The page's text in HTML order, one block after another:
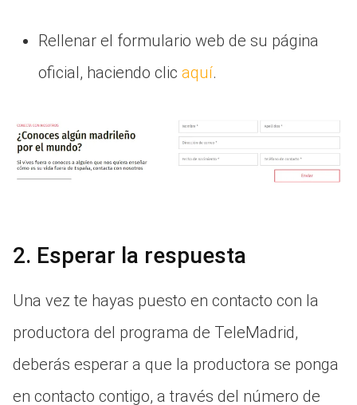
Rellenar el formulario web de su página
oficial, haciendo clic aquí.
2. Esperar la respuesta
Una vez te hayas puesto en contacto con la
productora del programa de TeleMadrid,
deberás esperar a que la productora se ponga
en contacto contigo, a través del número de